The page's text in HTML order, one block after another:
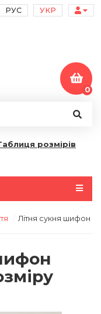
РУС УКР
0
розмірів
Літня сукня шифон